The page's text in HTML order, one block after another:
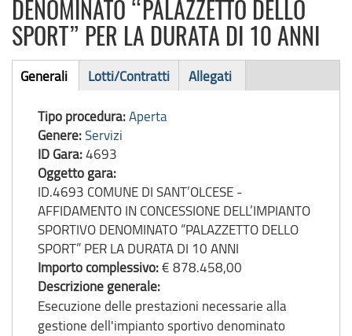
DENOMINATO “PALAZZETTO DELLO
SPORT” PER LA DURATA DI 10 ANNI
Bando
gara
Generali
attiva)
Lotti/Contratti Allegati
Tipo procedura:Aperta
Genere:Servizi
ID Gara:4693
Oggetto gara:
ID.4693 COMUNE DI SANT’OLCESE -
AFFIDAMENTO IN CONCESSIONE DELL’IMPIANTO
SPORTIVO DENOMINATO “PALAZZETTO DELLO
SPORT” PER LA DURATA DI 10 ANNI
Importo complessivo:€ 878.458,00
Descrizione generale:
Esecuzione delle prestazioni necessarie alla
gestione dell'impianto sportivo denominato